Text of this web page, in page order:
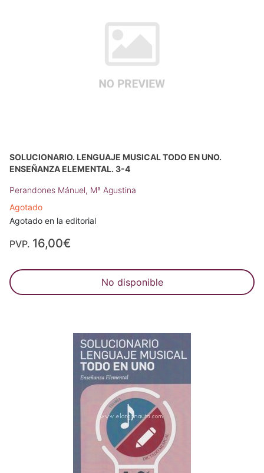
SOLUCIONARIO. LENGUAJE MUSICAL TODO EN UNO.
ENSEÑANZA ELEMENTAL. 3-4
Perandones Mánuel, Mª Agustina
Agotado
Agotado en la editorial
PVP. 16,00€
No disponible